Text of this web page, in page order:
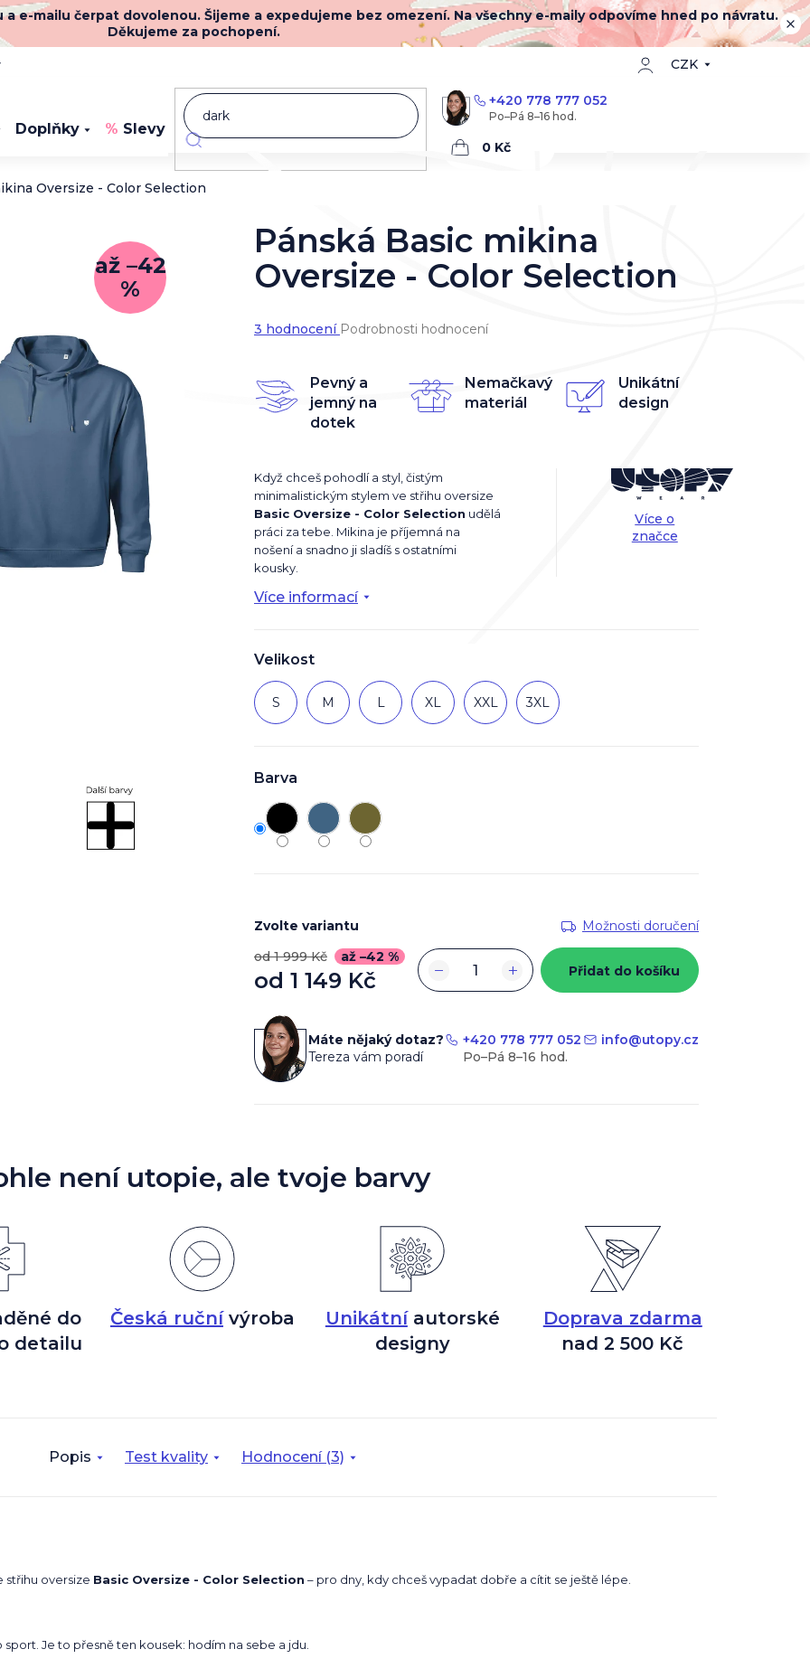
e-mailu čerpat dovolenou. Šijeme a expedujeme bez omezení. Na všechny e-maily odpovíme hned po návratu.
Děkujeme za pochopení.
CZK
+420 778 777 052
Nákupní
Doplňky Slevy Novinky
Oversize - Color Selection
až –42
%
Barva
Velikost
S M L XL XXL 3XL
Více informací
Když chceš pohodlí a styl, čistým
minimalistickým stylem ve střihu oversize
Basic Oversize - Color Selection udělá
práci za tebe. Mikina je příjemná na
nošení a snadno ji sladíš s ostatními
kousky.
Více o
značce
Pevný a
jemný na
dotek
Nemačkavý
materiál
Unikátní
design
Zvolte variantu
Možnosti doručení
od 1 999 Kč
až –42 %
od 1 149 Kč
cena:
+
− Přidat do košíku
Pánská Basic mikina
Oversize - Color Selection
hodnocení
5,0
z
3 hodnocení Podrobnosti hodnocení
Máte nějaký dotaz?
Tereza vám poradí
+420 778 777 052 info@utopy.cz
není utopie, ale tvoje barvy
do
detailu
Česká ručnívýroba Unikátníautorské
designy
Doprava zdarma
nad 2 500 Kč
Popis Test kvality Hodnocení (3)
střihu oversize Basic Oversize - Color Selection – pro dny, kdy chceš vypadat dobře a cítit se ještě lépe.
Je to přesně ten kousek: hodím na sebe a jdu.